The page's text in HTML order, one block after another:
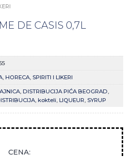
DE CASIS 0,7L
, HORECA, SPIRITI I LIKERI
, DISTRIBUCIJA PIĆA BEOGRAD,
, kokteli, LIQUEUR, SYRUP
CENA: